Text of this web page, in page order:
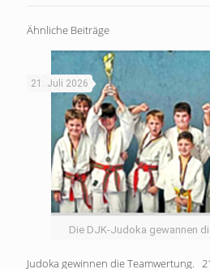
Ähnliche Beiträge
Die DJK-Judoka gewannen
21. Juli 2026
Judoka gewinnen die Teamwertung.